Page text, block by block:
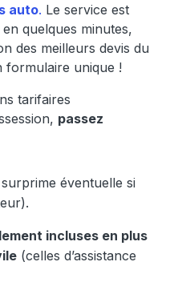
auto. Le service est
quelques minutes,
des meilleurs devis du
formulaire unique !
tarifaires
passez
éventuelle si
incluses en plus
(celles d’assistance